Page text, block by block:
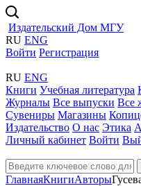
Издательский Дом МГУ
RU ENG
Войти Регистрация
RU ENG
Книги Учебная литература
Журналы Все выпуски Все
Сувениры Магазины
Издательство О нас Этика
Личный кабинет Войти
ГлавнаяКнигиАвторы